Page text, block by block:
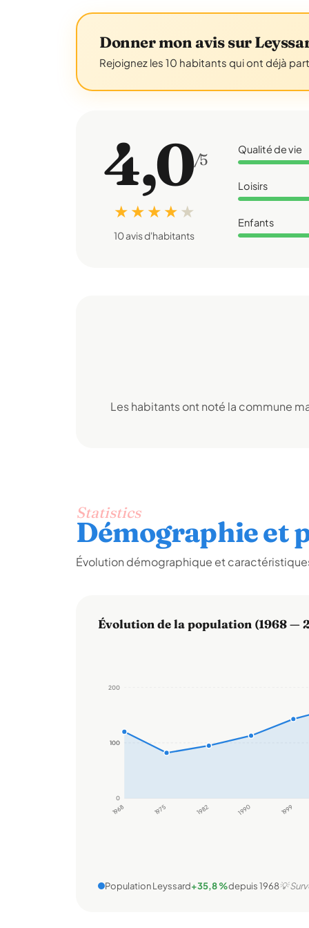
Donner mon avis sur
Rejoignez les 10 habitants qui ont déjà
4,0/5
★ ★ ★ ★ ★
10 avis d'habitants
Qualité de vie
Loisirs
Enfants
Les habitants ont noté la commune
Statistics
Démographie et
Évolution démographique et
Évolution de la population (1968 —
0
100
100
200
1968 1975 1982 1990 1999
Population Leyssard+35,8 %depuis 1968💡